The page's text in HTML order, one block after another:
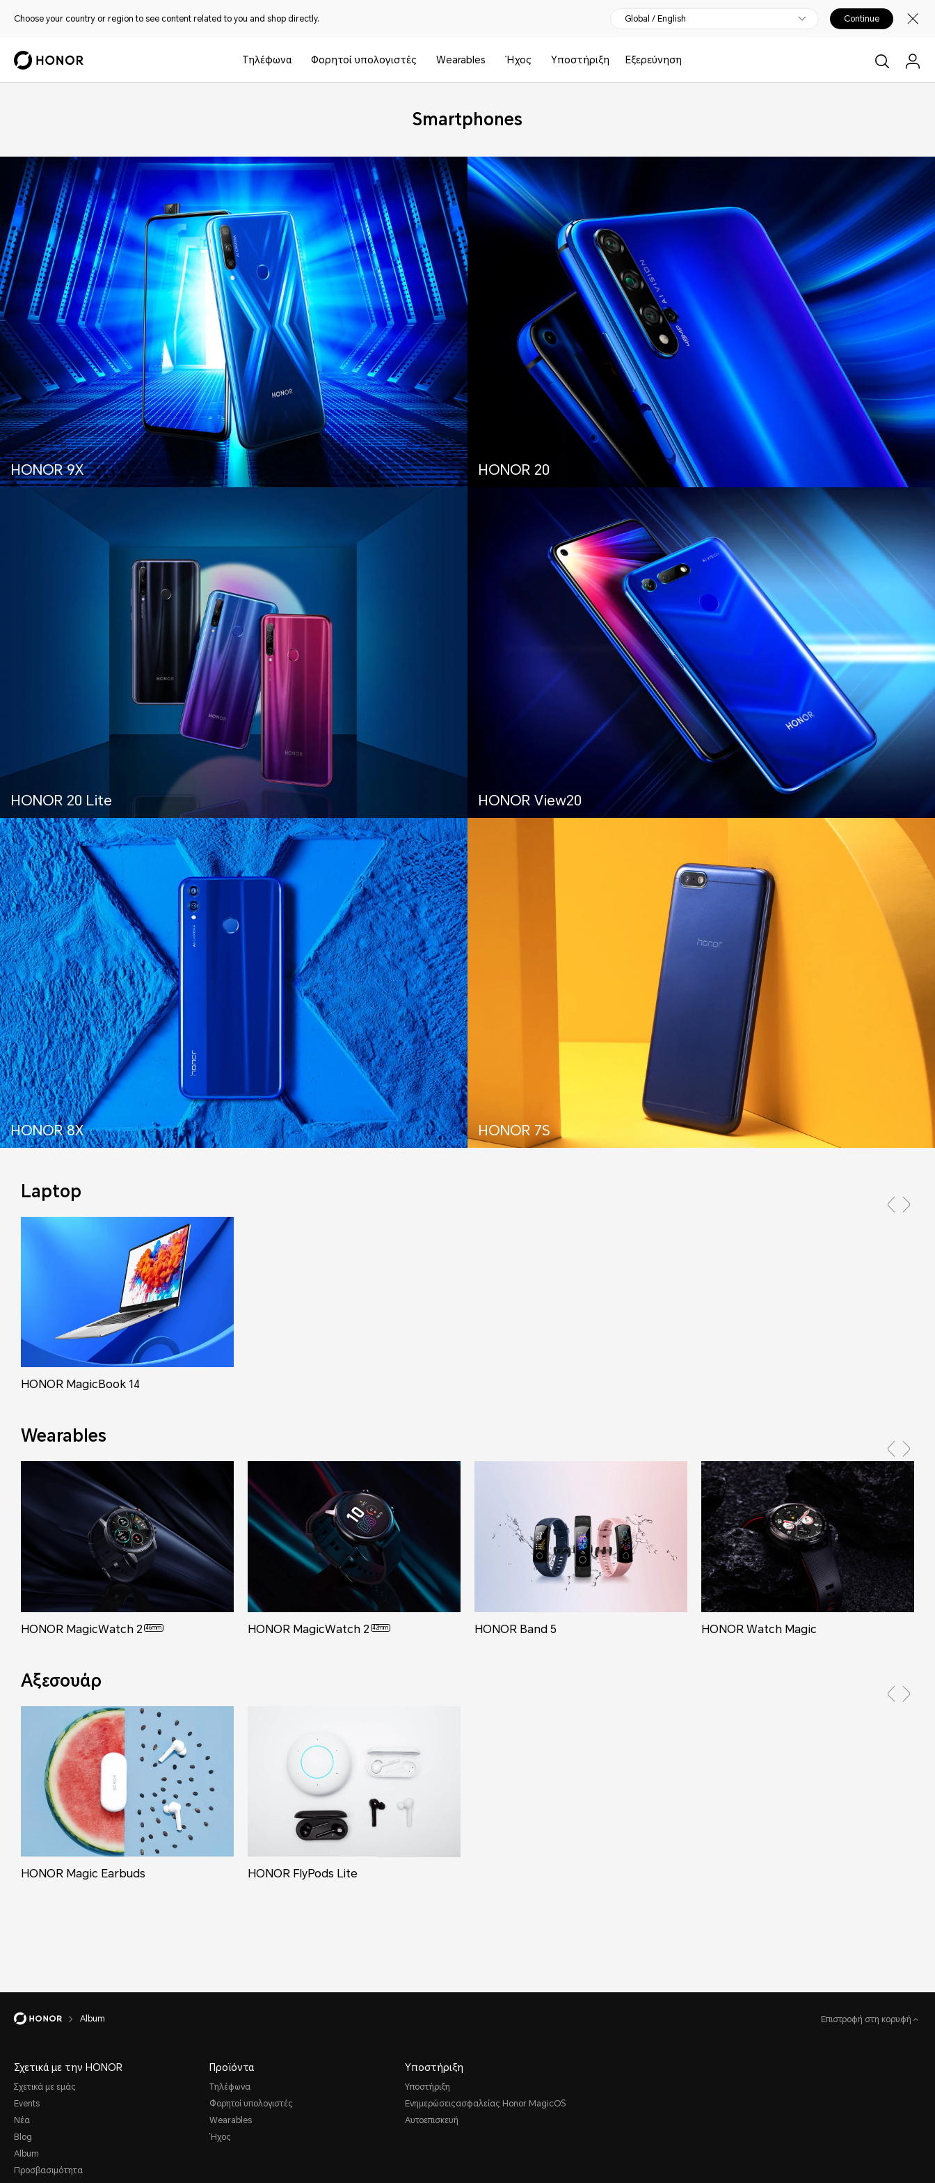
Choose your country or region to see content related to you and shop directly. Global / English Continue
Τηλέφωνα Φορητοί υπολογιστές Wearables Ήχος Υποστήριξη Εξερεύνηση
Smartphones
HONOR 9X HONOR 20
HONOR 20 Lite HONOR View20
HONOR 8X HONOR 7S
Laptop
HONOR MagicBook 14
Wearables
HONOR MagicWatch 2 46mm HONOR MagicWatch 2 42mm HONOR Band 5 HONOR Watch Magic
Αξεσουάρ
HONOR Magic Earbuds HONOR FlyPods Lite
Album Επιστροφή στη κορυφή
Σχετικά με την HONOR
Σχετικά με εμάς
Events
Νέα
Blog
Album
Προσβασιμότητα
Προϊόντα
Τηλέφωνα
Φορητοί υπολογιστές
Wearables
Ήχος
Υποστήριξη
Υποστήριξη
Ενημερώσειςασφαλείας Honor MagicOS
Αυτοεπισκευή